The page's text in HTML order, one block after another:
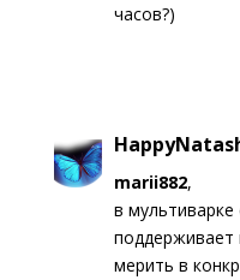
часов?)
marii882,
в
поддерживает
мерить в